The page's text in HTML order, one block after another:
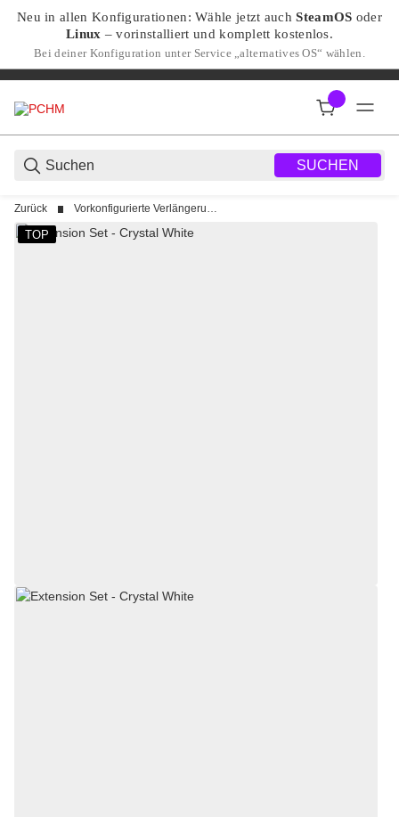
Neu in allen Konfigurationen: Wähle jetzt auchSteamOS oder
Linux – vorinstalliert und komplett kostenlos.
Bei deiner Konfiguration unter Service „alternatives OS“ wählen.
SUCHEN
Zurück Vorkonfigurierte Verlängerungen (Sets)
TOP